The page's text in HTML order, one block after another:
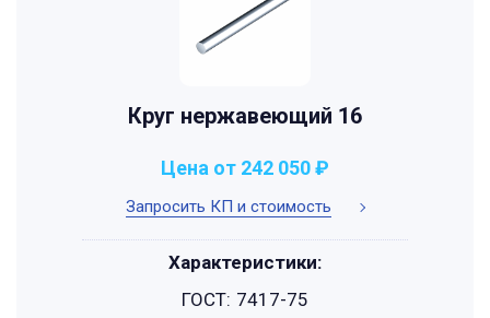
Круг нержавеющий 16
Запросить КП и стоимость
Цена от 242 050 ₽
Характеристики:
ГОСТ: 7417-75